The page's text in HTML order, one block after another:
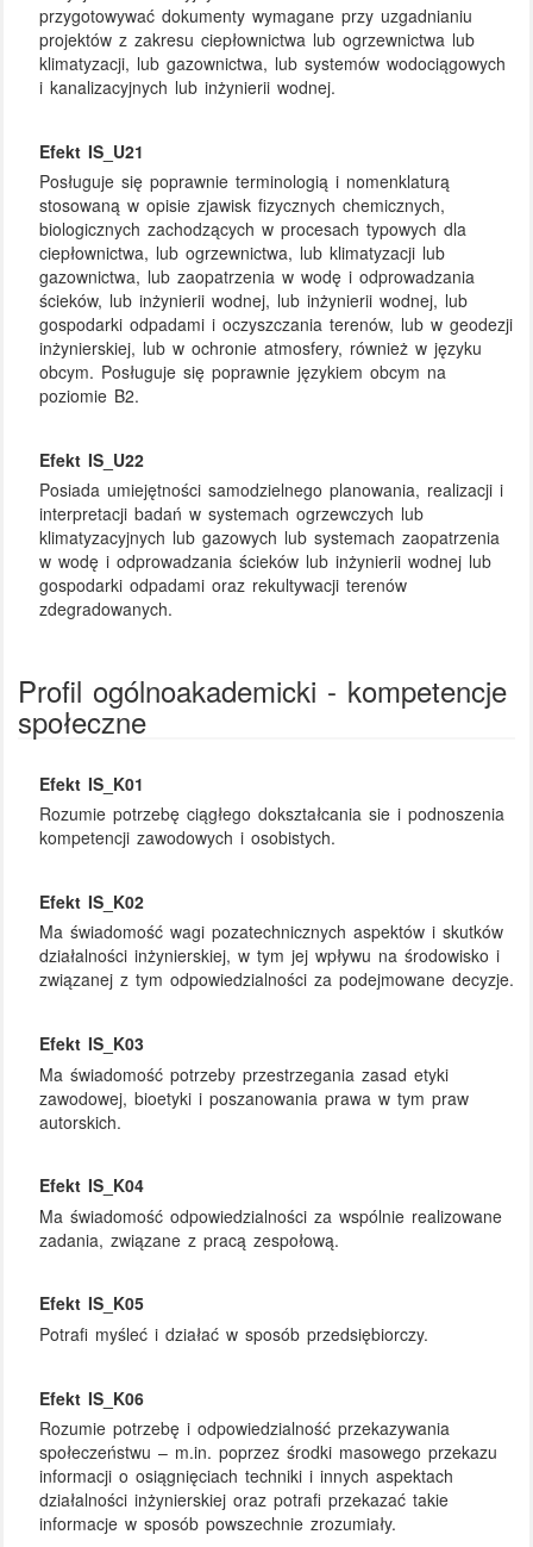
przygotowywać dokumenty wymagane przy uzgadnianiu
projektów z zakresu ciepłownictwa lub ogrzewnictwa lub
klimatyzacji, lub gazownictwa, lub systemów wodociągowych
i kanalizacyjnych lub inżynierii wodnej.
Efekt IS_U21
Posługuje się poprawnie terminologią i nomenklaturą
stosowaną w opisie zjawisk fizycznych chemicznych,
biologicznych zachodzących w procesach typowych dla
ciepłownictwa, lub ogrzewnictwa, lub klimatyzacji lub
gazownictwa, lub zaopatrzenia w wodę i odprowadzania
ścieków, lub inżynierii wodnej, lub inżynierii wodnej, lub
gospodarki odpadami i oczyszczania terenów, lub w geodezji
inżynierskiej, lub w ochronie atmosfery, również w języku
obcym. Posługuje się poprawnie językiem obcym na
poziomie B2.
Efekt IS_U22
Posiada umiejętności samodzielnego planowania, realizacji i
interpretacji badań w systemach ogrzewczych lub
klimatyzacyjnych lub gazowych lub systemach zaopatrzenia
w wodę i odprowadzania ścieków lub inżynierii wodnej lub
gospodarki odpadami oraz rekultywacji terenów
zdegradowanych.
Profil ogólnoakademicki - kompetencje
społeczne
Efekt IS_K01
Rozumie potrzebę ciągłego dokształcania sie i podnoszenia
kompetencji zawodowych i osobistych.
Efekt IS_K02
Ma świadomość wagi pozatechnicznych aspektów i skutków
działalności inżynierskiej, w tym jej wpływu na środowisko i
związanej z tym odpowiedzialności za podejmowane decyzje.
Efekt IS_K03
Ma świadomość potrzeby przestrzegania zasad etyki
zawodowej, bioetyki i poszanowania prawa w tym praw
autorskich.
Efekt IS_K04
Ma świadomość odpowiedzialności za wspólnie realizowane
zadania, związane z pracą zespołową.
Efekt IS_K05
Potrafi myśleć i działać w sposób przedsiębiorczy.
Efekt IS_K06
Rozumie potrzebę i odpowiedzialność przekazywania
społeczeństwu – m.in. poprzez środki masowego przekazu
informacji o osiągnięciach techniki i innych aspektach
działalności inżynierskiej oraz potrafi przekazać takie
informacje w sposób powszechnie zrozumiały.